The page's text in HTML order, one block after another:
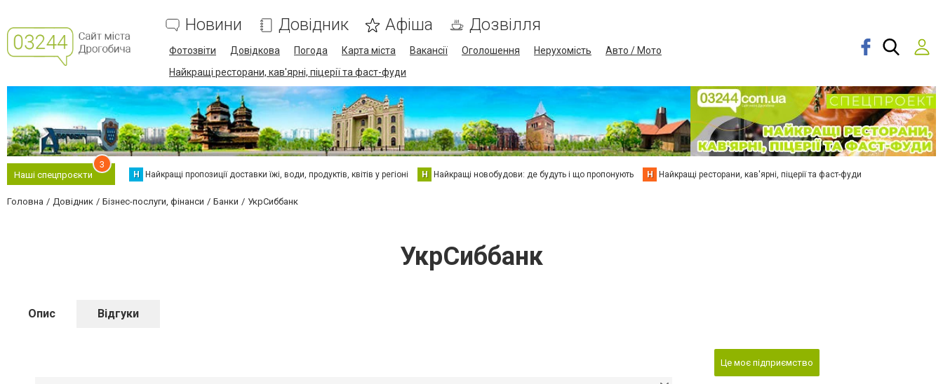
Новини Довідник Афіша Дозвілля
Фотозвіти Довідкова Погода Карта міста Вакансії Оголошення Нерухомість
Авто / Мото
Найкращі ресторани, кав'ярні, піцерії та фаст-фуди
Наші спецпроєкти
3
Н Найкращі пропозиції доставки їжі, води, продуктів, квітів у регіоні Н Найкращі новобудови: де будуть і що пропонують Н Найкращі ресторани, кав'ярні, піцерії та фаст-фуди
Головна Довідник Бізнес-послуги, фінанси Банки УкрСиббанк
УкрСиббанк
Опис Відгуки
Це моє підприємство